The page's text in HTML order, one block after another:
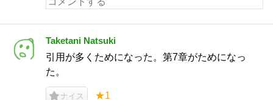
Taketani Natsuki
引用が多くためになった。第7章がためになっ
た。
ナイス ★1